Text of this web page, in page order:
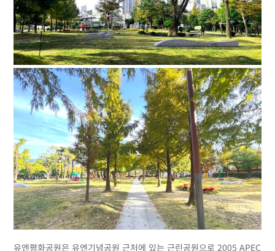
유엔평화공원은 유엔기념공원 근처에 있는 근린공원으로 2005 APEC